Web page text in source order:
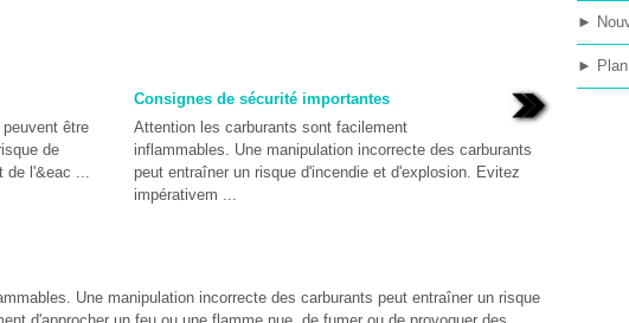
être
de
de l'&eac ...
Consignes de sécurité importantes
Attention les carburants sont facilement
inflammables. Une manipulation incorrecte des carburants
peut entraîner un risque d'incendie et d'explosion. Evitez
impérativem ...
Une manipulation incorrecte des carburants peut entraîner un risque
►
►